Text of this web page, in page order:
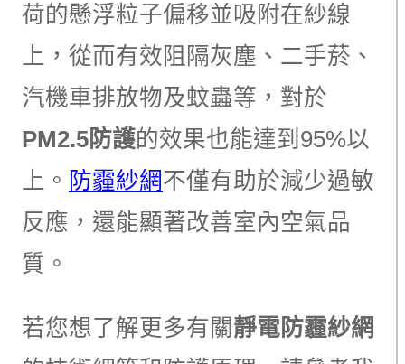
荷的懸浮粒子偏移並吸附在紗線
上，從而有效阻隔灰塵、二手菸、
汽機車排放物及蚊蟲等，對於
PM2.5防護的效果也能達到95%以
上。 防霾紗網不僅有助於減少過敏
反應，還能顯著改善室內空氣品
質。
若您想了解更多有關靜電防霾紗網